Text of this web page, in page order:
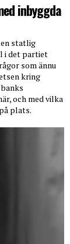
inbyggda
statlig
i det partiet
som ännu
kring
och med vilka
plats.